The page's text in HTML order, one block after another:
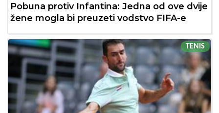
Pobuna protiv Infantina: Jedna od ove dvije
žene mogla bi preuzeti vodstvo FIFA-e
TENIS